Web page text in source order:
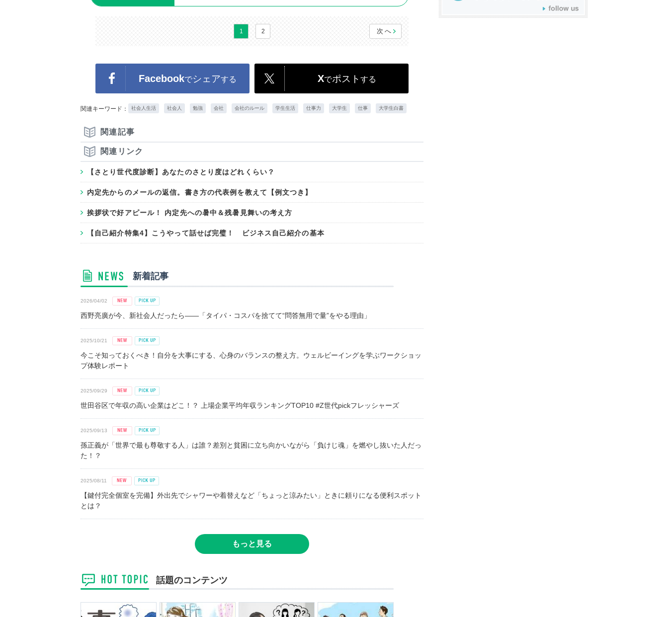
1 2 次へ
Facebookでシェアする Xでポスト する
関連キーワード： 社会人生活 社会人 勉強 会社 会社のルール 学生生活 仕事力 大学生 仕事 大学生白書
関連記事
関連リンク
【さとり世代度診断】あなたのさとり度はどれくらい？
内定先からのメールの返信。書き方の代表例を教えて【例文つき】
挨拶状で好アピール！ 内定先への暑中＆残暑見舞いの考え方
【自己紹介特集4】こうやって話せば完璧！ ビジネス自己紹介の基本
新着記事
2026/04/02
西野亮廣が今、新社会人だったら――「タイパ・コスパを捨てて“問答無用で量”をやる理由」
2025/10/21
今こそ知っておくべき！自分を大事にする、心身のバランスの整え方。ウェルビーイングを学ぶワークショッ
プ体験レポート
2025/09/29
世田谷区で年収の高い企業はどこ！？ 上場企業平均年収ランキングTOP10 #Z世代pickフレッシャーズ
2025/09/13
孫正義が「世界で最も尊敬する人」は誰？差別と貧困に立ち向かいながら「負けじ魂」を燃やし抜いた人だっ
た！？
2025/08/11
【鍵付完全個室を完備】外出先でシャワーや着替えなど「ちょっと涼みたい」ときに頼りになる便利スポット
とは？
もっと見る
話題のコンテンツ